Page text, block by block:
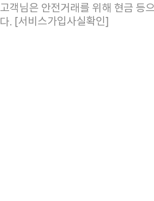
고객님은 안전거래를 위해 현금 등
다.
[서비스가입사실확인]